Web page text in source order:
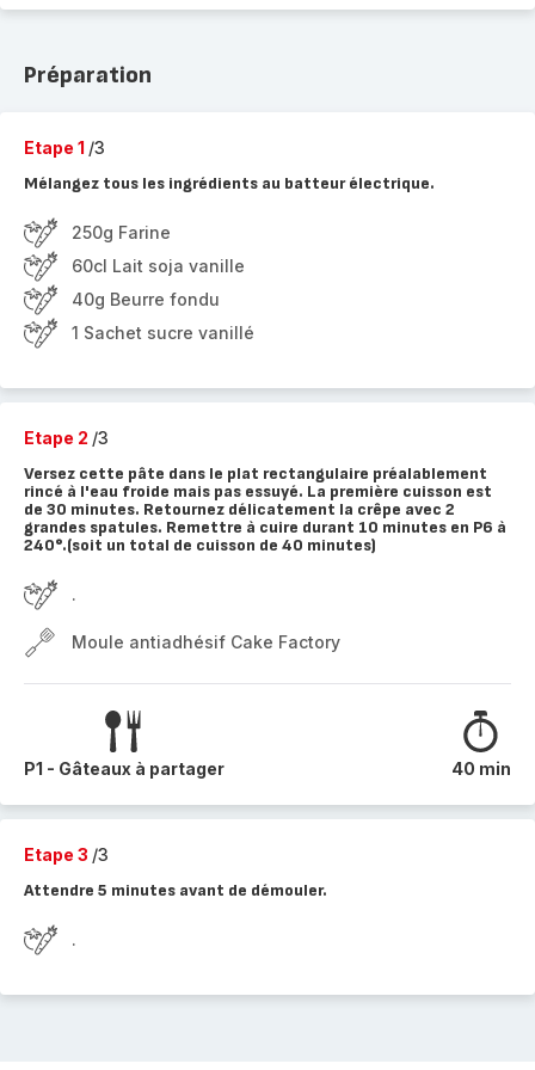
Préparation
Etape 1 /3
Mélangez tous les ingrédients au batteur électrique.
250g Farine
60cl Lait soja vanille
40g Beurre fondu
1 Sachet sucre vanillé
Etape 2 /3
Versez cette pâte dans le plat rectangulaire préalablement
rincé à l'eau froide mais pas essuyé. La première cuisson est
de 30 minutes. Retournez délicatement la crêpe avec 2
grandes spatules. Remettre à cuire durant 10 minutes en P6 à
240°.(soit un total de cuisson de 40 minutes)
.
Moule antiadhésif Cake Factory
P1 - Gâteaux à partager 40 min
Etape 3 /3
Attendre 5 minutes avant de démouler.
.